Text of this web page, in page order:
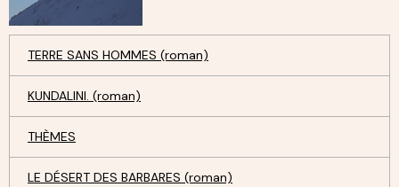
TERRE SANS HOMMES (roman)
KUNDALINI. (roman)
THÈMES
LE DÉSERT DES BARBARES (roman)